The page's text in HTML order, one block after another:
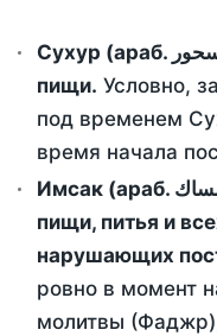
Сухур (араб. سحور) - это утренний прием
пищи. Условно,
под временем
время начала
Имсак (араб. إمساك) - воздержание от приема
пищи, питья и
нарушающих
ровно в момент
молитвы